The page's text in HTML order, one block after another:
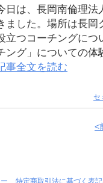
日は、長岡南倫理法
ました。場所は長
立つコーチングにつ
ング」についての
事全文を読む
セ
<
特定商取引法に基づく表記